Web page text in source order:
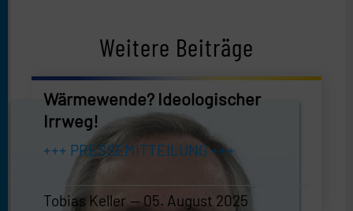
Weitere Beiträge
Wärmewende? Ideologischer
Irrweg!
+++ PRESSEMITTEILUNG +++
Tobias Keller 05. August 2025
Tobias Keller — 05. August 2025